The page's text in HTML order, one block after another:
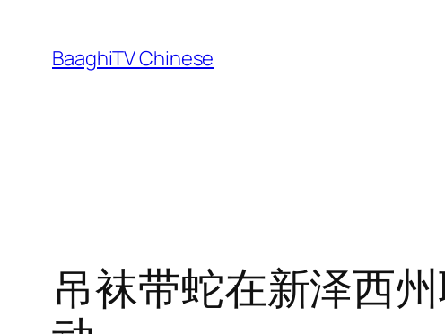
content
BaaghiTV Chinese
吊袜带蛇在新泽西